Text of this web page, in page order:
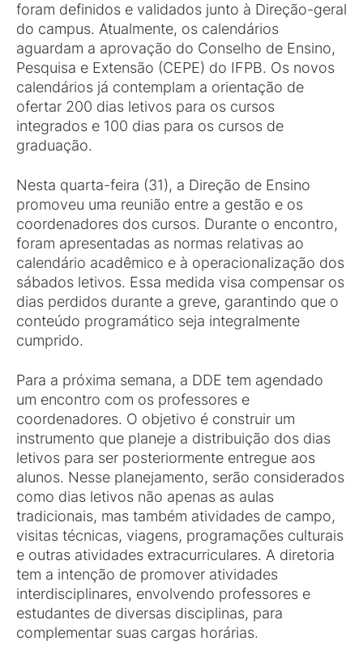
foram definidos e validados junto à Direção-geral
do campus. Atualmente, os calendários
aguardam a aprovação do Conselho de Ensino,
Pesquisa e Extensão (CEPE) do IFPB. Os novos
calendários já contemplam a orientação de
ofertar 200 dias letivos para os cursos
integrados e 100 dias para os cursos de
graduação.
Nesta quarta-feira (31), a Direção de Ensino
promoveu uma reunião entre a gestão e os
coordenadores dos cursos. Durante o encontro,
foram apresentadas as normas relativas ao
calendário acadêmico e à operacionalização dos
sábados letivos. Essa medida visa compensar os
dias perdidos durante a greve, garantindo que o
conteúdo programático seja integralmente
cumprido.
Para a próxima semana, a DDE tem agendado
um encontro com os professores e
coordenadores. O objetivo é construir um
instrumento que planeje a distribuição dos dias
letivos para ser posteriormente entregue aos
alunos. Nesse planejamento, serão considerados
como dias letivos não apenas as aulas
tradicionais, mas também atividades de campo,
visitas técnicas, viagens, programações culturais
e outras atividades extracurriculares. A diretoria
tem a intenção de promover atividades
interdisciplinares, envolvendo professores e
estudantes de diversas disciplinas, para
complementar suas cargas horárias.